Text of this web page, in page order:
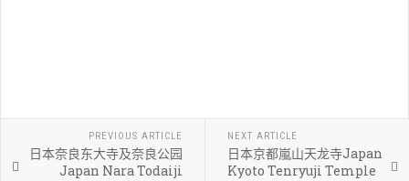
PREVIOUS ARTICLE
日本奈良东大寺及奈良公园
Japan Nara Todaiji
NEXT ARTICLE
日本京都嵐山天龙寺Japan
Kyoto Tenryuji Temple